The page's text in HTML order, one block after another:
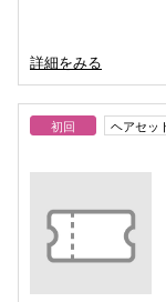
詳細をみる
初回 ヘアセッ